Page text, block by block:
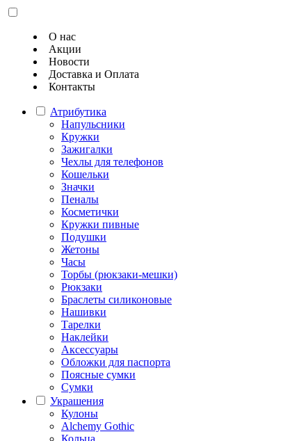
О нас
Акции
Новости
Доставка и Оплата
Контакты
Атрибутика
Напульсники
Кружки
Зажигалки
Чехлы для телефонов
Кошельки
Значки
Пеналы
Косметички
Кружки пивные
Подушки
Жетоны
Часы
Торбы (рюкзаки-мешки)
Рюкзаки
Браслеты силиконовые
Нашивки
Тарелки
Наклейки
Аксессуары
Обложки для паспорта
Поясные сумки
Сумки
Украшения
Кулоны
Alchemy Gothic
Кольца